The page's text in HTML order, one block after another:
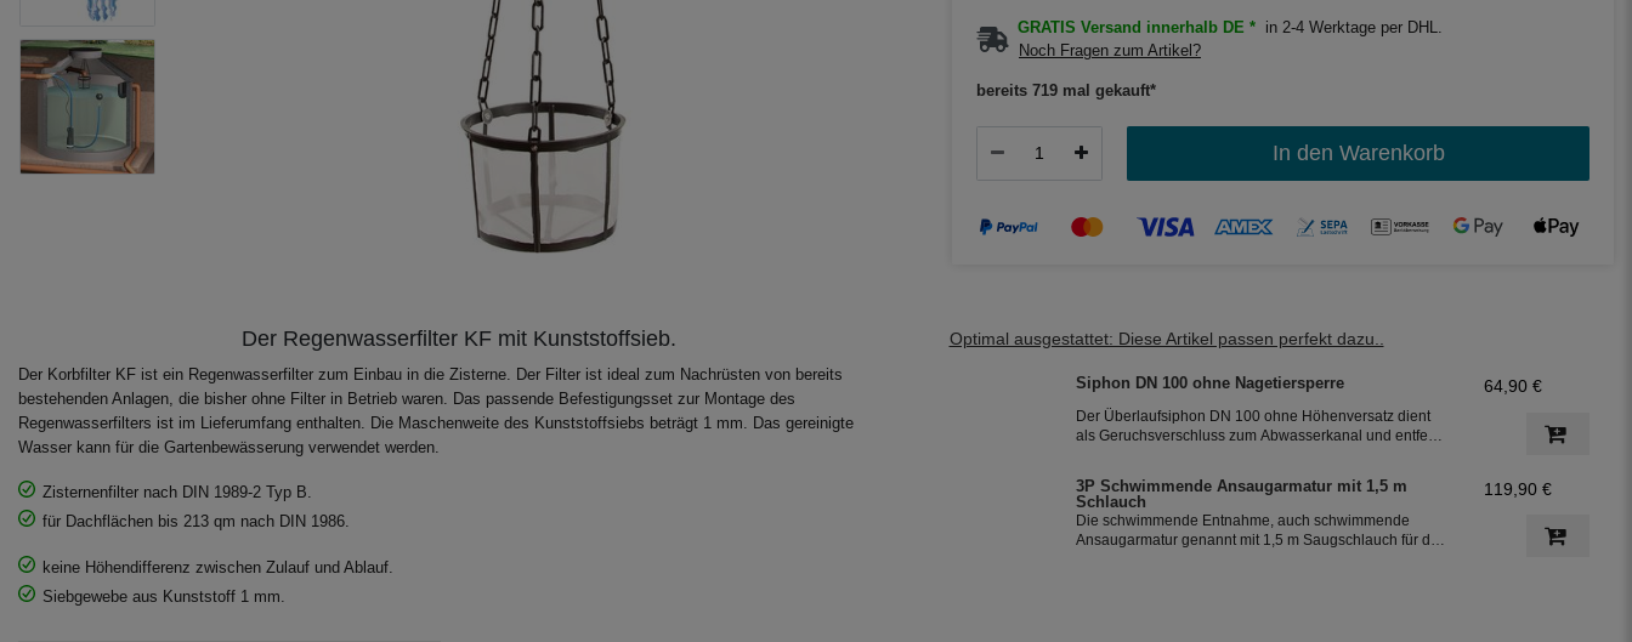
GRATIS Versand innerhalb DE *
in 2-4 Werktage per DHL.
Noch Fragen zum Artikel?
bereits 719 mal gekauft*
In den Warenkorb
Der Regenwasserfilter KF mit Kunststoffsieb.
Der Korbfilter KF ist ein Regenwasserfilter zum Einbau in die Zisterne. Der Filter ist ideal zum Nachrüsten von bereits
bestehenden Anlagen, die bisher ohne Filter in Betrieb waren. Das passende Befestigungsset zur Montage des
Regenwasserfilters ist im Lieferumfang enthalten. Die Maschenweite des Kunststoffsiebs beträgt 1 mm. Das gereinigte
Wasser kann für die Gartenbewässerung verwendet werden.
Zisternenfilter nach DIN 1989-2 Typ B.
für Dachflächen bis 213 qm nach DIN 1986.
keine Höhendifferenz zwischen Zulauf und Ablauf.
Siebgewebe aus Kunststoff 1 mm.
Optimal ausgestattet: Diese Artikel passen perfekt dazu..
Siphon DN 100 ohne Nagetiersperre
Der Überlaufsiphon DN 100 ohne Höhenversatz dient
als Geruchsverschluss zum Abwasserkanal und entfernt
die 3. Reinigungsstufe in der Zisterne.
64,90 €
3P Schwimmende Ansaugarmatur mit 1,5 m
Schlauch
Die schwimmende Entnahme, auch schwimmende
Ansaugarmatur genannt mit 1,5 m Saugschlauch für die
119,90 €